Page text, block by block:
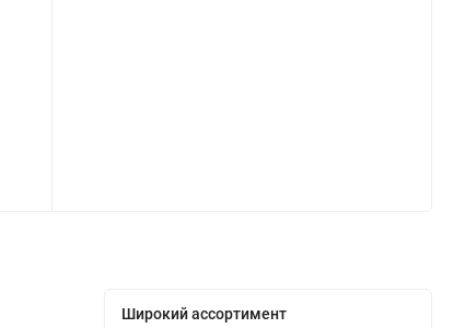
Широкий ассортимент